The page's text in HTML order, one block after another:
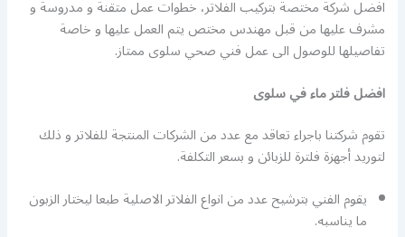
افضل شركة مختصة بتركيب الفلاتر، خطوات عمل متقنة و مدروسة و
مشرف عليها من قبل مهندس مختص يتم العمل عليها و خاصة
تفاصيلها للوصول الى عمل فني صحي سلوى ممتاز.
افضل فلتر ماء في سلوى
تقوم شركتنا باجراء تعاقد مع عدد من الشركات المنتجة للفلاتر و ذلك
لتوريد أجهزة فلترة للزبائن و بسعر التكلفة.
يقوم الفني بترشيح عدد من انواع الفلاتر الاصلية طبعا ليختار الزبون
ما يناسبه.